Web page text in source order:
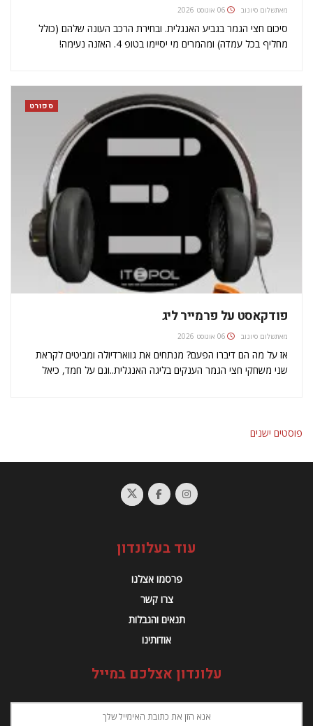
מאתשלום סיונוב 06 אוגוסט 2026
סיכום חצי הגמר בגביע האנגלית. ובחירת הרכב העונה שלהם (כולל
מחליף בכל עמדה) ומהמרים מי יסיימו בטופ 4. האזנה נעימה!
ספורט
פודקאסט על פרמייר ליג
מאתשלום סיונוב 06 אוגוסט 2026
אז על מה הם דיברו הפעם? מנתחים את גווארדיולה ומביטים לקראת
שני משחקי חצי הגמר הענקים בליגה האנגלית..וגם על חמד, כיאל
ניווט
פוסטים ישנים
עוד בעלונדון
פרסמו אצלנו
צרו קשר
תנאים והגבלות
אודותינו
עלונדון אצלכם במייל